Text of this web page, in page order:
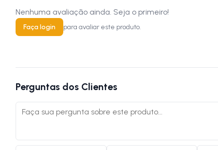
Nenhuma avaliação ainda. Seja o primeiro!
Faça login para avaliar este produto.
Perguntas dos Clientes